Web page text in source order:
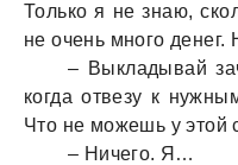
Только я не знаю,
не очень много
– Выкладывай
когда отвезу к
Что не можешь у этой
– Ничего. Я…